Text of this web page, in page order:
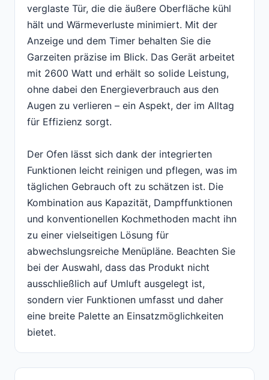
verglaste Tür, die die äußere Oberfläche kühl
hält und Wärmeverluste minimiert. Mit der
Anzeige und dem Timer behalten Sie die
Garzeiten präzise im Blick. Das Gerät arbeitet
mit 2600 Watt und erhält so solide Leistung,
ohne dabei den Energieverbrauch aus den
Augen zu verlieren – ein Aspekt, der im Alltag
für Effizienz sorgt.
Der Ofen lässt sich dank der integrierten
Funktionen leicht reinigen und pflegen, was im
täglichen Gebrauch oft zu schätzen ist. Die
Kombination aus Kapazität, Dampffunktionen
und konventionellen Kochmethoden macht ihn
zu einer vielseitigen Lösung für
abwechslungsreiche Menüpläne. Beachten Sie
bei der Auswahl, dass das Produkt nicht
ausschließlich auf Umluft ausgelegt ist,
sondern vier Funktionen umfasst und daher
eine breite Palette an Einsatzmöglichkeiten
bietet.